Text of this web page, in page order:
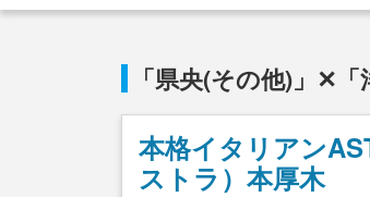
「県央(その他)」✕「
本格イタリアン
ストラ）本厚木